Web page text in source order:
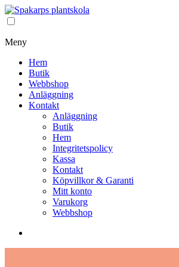
Meny
Hem
Butik
Webbshop
Anläggning
Kontakt
Anläggning
Butik
Hem
Integritetspolicy
Kassa
Kontakt
Köpvillkor & Garanti
Mitt konto
Varukorg
Webbshop